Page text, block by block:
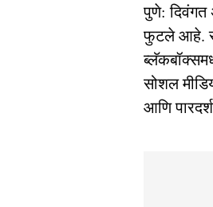
पुणे: दिवंगत
फुटले आहे.
सोशल
आणि